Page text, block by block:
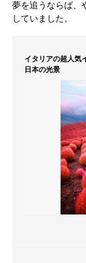
夢を追うならば、
していました。
イタリアの超人気
日本の光景